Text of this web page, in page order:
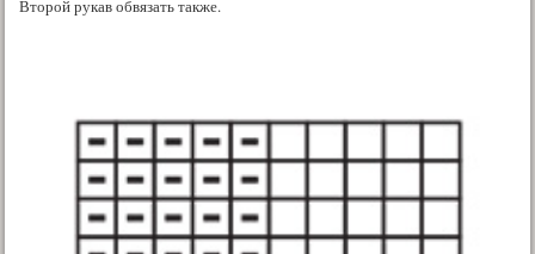
Второй рукав обвязать также.